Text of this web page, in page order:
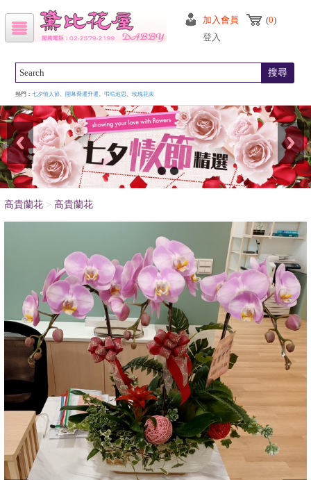
加入會員
登入
(0)
搜尋
熱門：七夕情人節、 開幕喬遷升遷 、弔唁追思、玫瑰花束
高貴蘭花 > 高貴蘭花